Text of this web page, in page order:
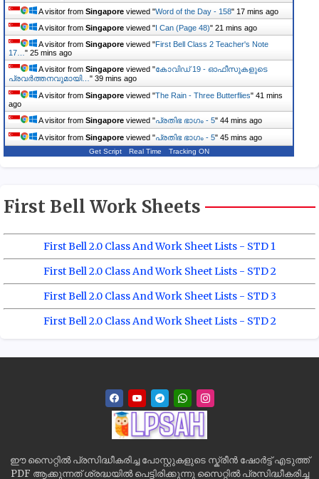
A visitor from Singapore viewed "Word of the Day - 158" 17 mins ago
A visitor from Singapore viewed "I Can (Page 48)" 21 mins ago
A visitor from Singapore viewed "First Bell Class 2 Teacher's Note
17… " 25 mins ago
A visitor from Singapore viewed "കോവിഡ് 19 - ഓഫീസുകളുടെ
പ്രവർത്തനവുമായി… " 39 mins ago
A visitor from Singapore viewed "The Rain - Three Butterflies" 41 mins
ago
A visitor from Singapore viewed "പ്രതിഭ ഭാഗം - 5" 44 mins ago
A visitor from Singapore viewed "പ്രതിഭ ഭാഗം - 5" 45 mins ago
Get Script Real Time Tracking ON
First Bell Work Sheets
First Bell 2.0 Class And Work Sheet Lists - STD 1
First Bell 2.0 Class And Work Sheet Lists - STD 2
First Bell 2.0 Class And Work Sheet Lists - STD 3
First Bell 2.0 Class And Work Sheet Lists - STD 2
ഈ സൈറ്റിൽ പ്രസിദ്ധീകരിച്ച പോസ്റ്റുകളുടെ സ്ക്രീൻ ഷോർട്ട് എടുത്ത്
PDF ആക്കുന്നത് ശ്രദ്ധയിൽ പെട്ടിരിക്കുന്നു സൈറ്റിൽ പ്രസിദ്ധീകരിച്ച